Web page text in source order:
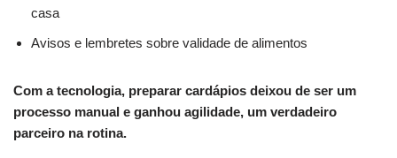
casa
Avisos e lembretes sobre validade de alimentos
Com a tecnologia, preparar cardápios deixou de ser um
processo manual e ganhou agilidade, um verdadeiro
parceiro na rotina.